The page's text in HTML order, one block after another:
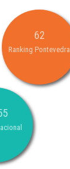
62
Ranking Pontevedra